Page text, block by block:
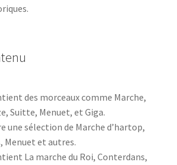
des morceaux comme Marche,
Suitte, Menuet, et Giga.
une sélection de Marche d’hartop,
Menuet et autres.
La marche du Roi, Conterdans,